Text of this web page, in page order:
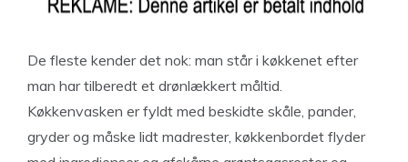
De fleste kender det nok: man står i køkkenet efter
man har tilberedt et drønlækkert måltid.
Køkkenvasken er fyldt med beskidte skåle, pander,
gryder og måske lidt madrester, køkkenbordet flyder